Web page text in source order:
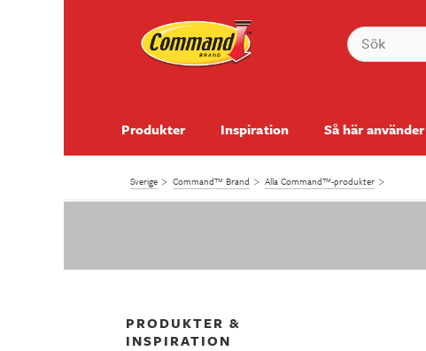
Produkter Inspiration Så här använder
Sverige Command™ Brand Alla Command™-produkter
PRODUKTER &
INSPIRATION